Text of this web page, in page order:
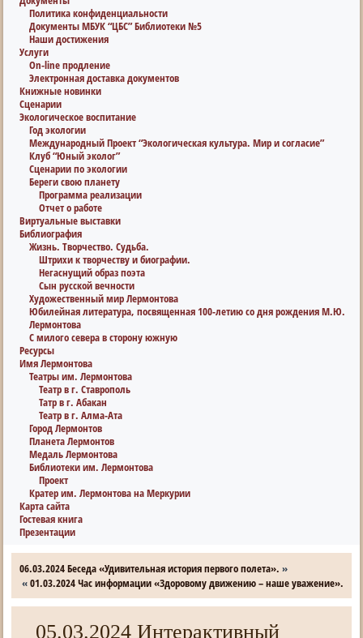
Политика конфиденциальности
Документы МБУК “ЦБС” Библиотеки №5
Наши достижения
Услуги
On-line продление
Электронная доставка документов
Книжные новинки
Сценарии
Экологическое воспитание
Год экологии
Международный Проект “Экологическая культура. Мир и согласие”
Клуб “Юный эколог”
Сценарии по экологии
Береги свою планету
Программа реализации
Отчет о работе
Виртуальные выставки
Библиография
Жизнь. Творчество. Судьба.
Штрихи к творчеству и биографии.
Негаснущий образ поэта
Сын русской вечности
Художественный мир Лермонтова
Юбилейная литература, посвященная 100-летию со дня рождения М.Ю.
Лермонтова
С милого севера в сторону южную
Ресурсы
Имя Лермонтова
Театры им. Лермонтова
Театр в г. Ставрополь
Татр в г. Абакан
Театр в г. Алма-Ата
Город Лермонтов
Планета Лермонтов
Медаль Лермонтова
Библиотеки им. Лермонтова
Проект
Кратер им. Лермонтова на Меркурии
Карта сайта
Гостевая книга
Презентации
06.03.2024 Беседа «Удивительная история первого полета». »
«01.03.2024 Час информации «Здоровому движению – наше уважение».
05.03.2024 Интерактивный